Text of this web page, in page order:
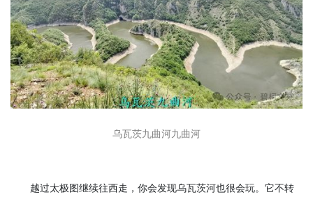
乌瓦茨九曲河九曲河
越过太极图继续往西走，你会发现乌瓦茨河也很会玩。它不转